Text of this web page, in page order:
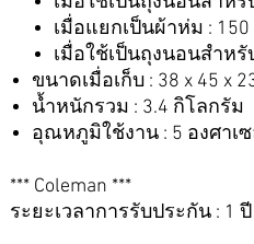
เมื่อแยกเป็นผ้าห่ม :
เมื่อใช้เป็นถุงนอนสำหรั
ขนาดเมื่อเก็บ : 38 x 45 x
น้ำหนักรวม : 3.4 กิโลกรัม
อุณหภูมิใช้งาน : 5 องศาเ
*** Coleman ***
ระยะเวลาการรับประกัน : 1